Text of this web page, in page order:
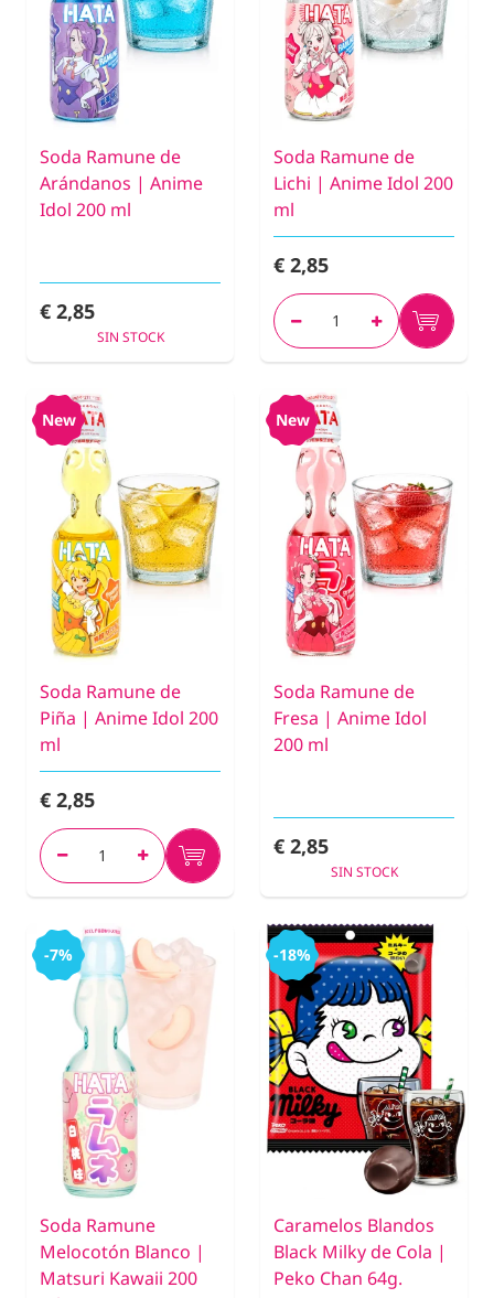
Soda Ramune de
Arándanos | Anime
Idol 200 ml
€ 2,85
SIN STOCK
Soda Ramune de
Lichi | Anime Idol 200
ml
€ 2,85
New
Soda Ramune de
Piña | Anime Idol 200
ml
€ 2,85
New
Soda Ramune de
Fresa | Anime Idol
200 ml
€ 2,85
SIN STOCK
-7%
Soda Ramune
Melocotón Blanco |
Matsuri Kawaii 200
-18%
Caramelos Blandos
Black Milky de Cola |
Peko Chan 64g.